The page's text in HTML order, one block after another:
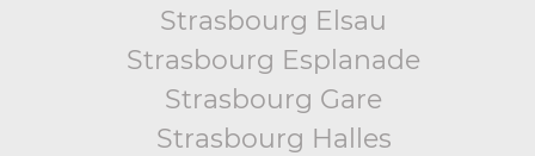
Strasbourg Elsau
Strasbourg Esplanade
Strasbourg Gare
Strasbourg Halles